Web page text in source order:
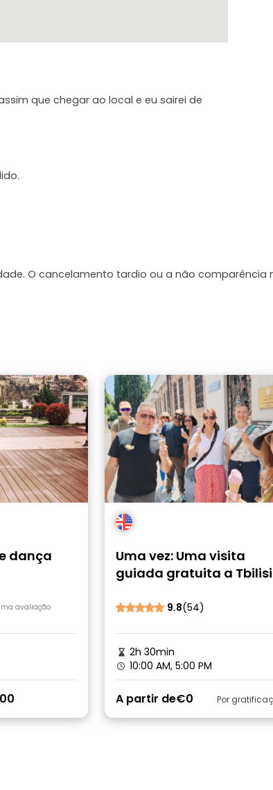
que chegar ao local e eu sairei de
O cancelamento tardio ou a não comparência
dança
avaliação
Uma vez: Uma visita
guiada gratuita a Tbilisi
9.8(54)
2h 30min
10:00 AM, 5:00 PM
A partir de€0 Por